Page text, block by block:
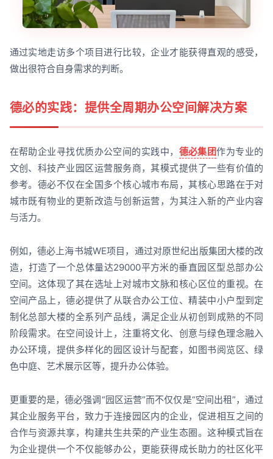
通过实地走访多个项目进行比较，企业才能获得直观的感受，
做出很符合自身需求的判断。
德必的实践：提供全周期办公空间解决方案
在帮助企业寻找优质办公空间的实践中， 德必集团作为专业的
文创、科技产业园区运营服务商，其模式提供了一些有价值的
参考。德必不仅在全国多个核心城市布局，其核心思路在于对
城市既有物业的更新改造与创新运营，为其注入新的产业内容
与活力。
例如，德必上海书城WE项目，通过对原世纪出版集团大楼的改
造，打造了一个总体量达29000平方米的垂直园区型总部办公
空间。这体现了其在选址上对城市文脉和核心区位的重视。在
空间产品上，德必提供了从联合办公工位、精装中小户型到定
制化总部大楼的全系列产品线，满足企业从初创到成熟的不同
阶段需求。在空间设计上，注重将文化、创意与绿色理念融入
办公环境，提供多样化的园区设计与配套，如图书阅览区、绿
色中庭、艺术展示区等，提升办公体验。
更重要的是，德必强调“园区运营”而不仅仅是“空间出租”，通过
其企业服务平台，致力于连接园区内的企业，促进相互之间的
合作与资源共享，构建共生共荣的产业生态圈。这种模式旨在
为企业提供一个不仅能够办公，更能获得成长助力的社区化平